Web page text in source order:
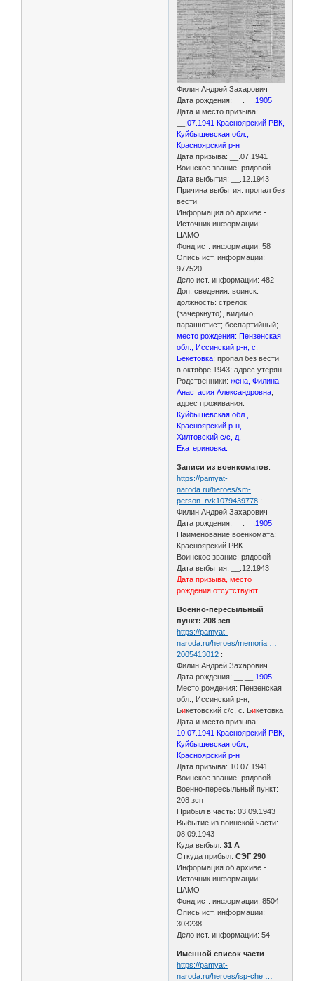
Филин Андрей Захарович
Дата рождения: __.__. 1905
Дата и место призыва:
__.07.1941 Красноярский РВК,
Куйбышевская обл.,
Красноярский р-н
Дата призыва: __.07.1941
Воинское звание: рядовой
Дата выбытия: __.12.1943
Причина выбытия: пропал без
вести
Информация об архиве -
Источник информации:
ЦАМО
Фонд ист. информации: 58
Опись ист. информации:
977520
Дело ист. информации: 482
Доп. сведения: воинск.
должность: стрелок
(зачеркнуто), видимо,
парашютист; беспартийный;
место рождения: Пензенская
обл., Иссинский р-н, с.
Бекетовка; пропал без вести
в октябре 1943; адрес утерян.
Родственники:жена, Филина
Анастасия Александровна;
адрес проживания:
Куйбышевская обл.,
Красноярский р-н,
Хилтовский с/с, д.
Екатериновка.
Записи из военкоматов
https://pamyat-
naroda.ru/heroes/sm-
person_rvk1079439778 :
Филин Андрей Захарович
Дата рождения: __.__. 1905
Наименование военкомата:
Красноярский РВК
Воинское звание: рядовой
Дата выбытия: __.12.1943
Дата призыва, место
рождения отсутствуют.
Военно-пересыльный
пункт: 208 зсп
https://pamyat-
naroda.ru/heroes/memoria …
2005413012 :
Филин Андрей Захарович
Дата рождения: __.__. 1905
Место рождения: Пензенская
обл., Иссинский р-н,
Бикетовский с/с, с. Бикетовка
Дата и место призыва:
10.07.1941 Красноярский РВК,
Куйбышевская обл.,
Красноярский р-н
Дата призыва: 10.07.1941
Воинское звание: рядовой
Военно-пересыльный пункт:
208 зсп
Прибыл в часть: 03.09.1943
Выбытие из воинской части:
08.09.1943
Куда выбыл:31 А
Откуда прибыл:СЭГ 290
Информация об архиве -
Источник информации:
ЦАМО
Фонд ист. информации: 8504
Опись ист. информации:
303238
Дело ист. информации: 54
Именной список части
https://pamyat-
naroda.ru/heroes/isp-che …